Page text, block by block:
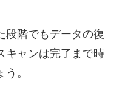
段階でもデータの復
キャンは完了まで時
。